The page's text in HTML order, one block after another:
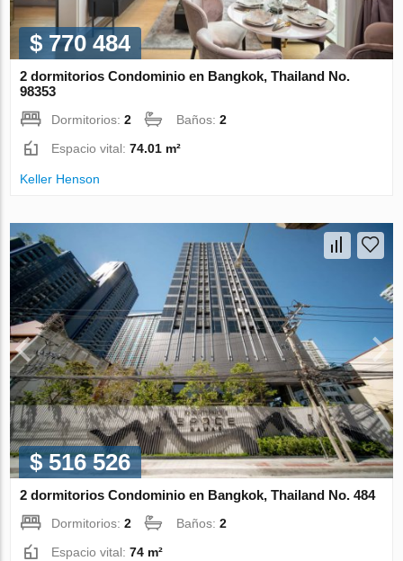
$ 770 484
2 dormitorios Condominio en Bangkok, Thailand No.
98353
Dormitorios:2 Baños:2
Espacio vital:74.01 m²
Keller Henson
$ 516 526
2 dormitorios Condominio en Bangkok, Thailand No. 484
Dormitorios:2 Baños:2
Espacio vital:74 m²